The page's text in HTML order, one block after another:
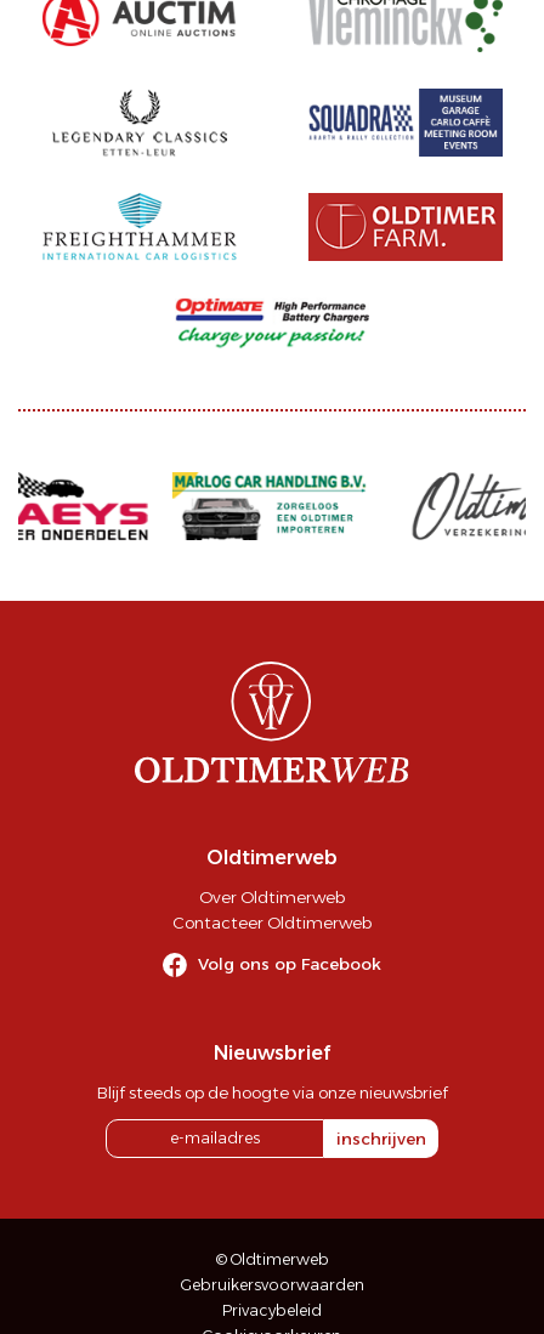
Oldtimerweb
Over Oldtimerweb
Contacteer Oldtimerweb
Volg ons op Facebook
Nieuwsbrief
Blijf steeds op de hoogte via onze nieuwsbrief
inschrijven
© Oldtimerweb
Gebruikersvoorwaarden
Privacybeleid